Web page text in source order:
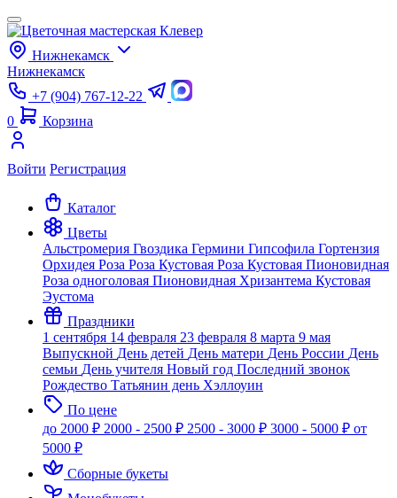
Нижнекамск
Нижнекамск
+7 (904) 767-12-22
0
Корзина
Войти Регистрация
Каталог
Цветы
Альстромерия Гвоздика Гермини Гипсофила Гортензия
Орхидея Роза Роза Кустовая Роза Кустовая Пионовидная
Роза одноголовая Пионовидная Хризантема Кустовая
Эустома
Праздники
1 сентября 14 февраля 23 февраля 8 марта 9 мая
Выпускной День детей День матери День России День
семьи День учителя Новый год Последний звонок
Рождество Татьянин день Хэллоуин
По цене
до 2000 ₽ 2000 - 2500 ₽ 2500 - 3000 ₽ 3000 - 5000 ₽ от
5000 ₽
Сборные букеты